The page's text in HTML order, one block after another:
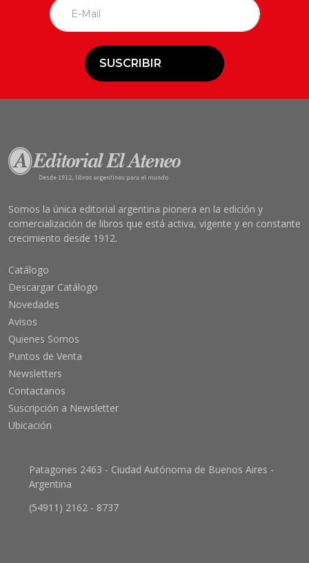
SUSCRIBIR
Somos la única editorial argentina pionera en la edición y
comercialización de libros que está activa, vigente y en constante
crecimiento desde 1912.
Catálogo
Descargar Catálogo
Novedades
Avisos
Quienes Somos
Puntos de Venta
Newsletters
Contactanos
Suscripción a Newsletter
Ubicación
Patagones 2463 - Ciudad Autónoma de Buenos Aires -
Argentina
(54911) 2162 - 8737